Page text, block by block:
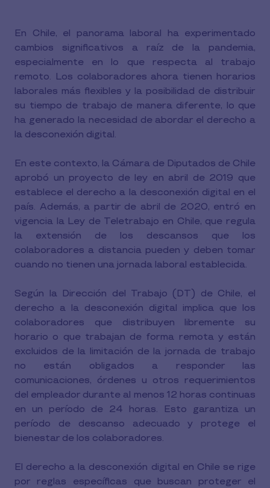
En Chile, el panorama laboral ha experimentado
cambios significativos a raíz de la pandemia,
especialmente en lo que respecta al trabajo
remoto. Los colaboradores ahora tienen horarios
laborales más flexibles y la posibilidad de distribuir
su tiempo de trabajo de manera diferente, lo que
ha generado la necesidad de abordar el derecho a
la desconexión digital.
En este contexto, la Cámara de Diputados de Chile
aprobó un proyecto de ley en abril de 2019 que
establece el derecho a la desconexión digital en el
país. Además, a partir de abril de 2020, entró en
vigencia la Ley de Teletrabajo en Chile, que regula
la extensión de los descansos que los
colaboradores a distancia pueden y deben tomar
cuando no tienen una jornada laboral establecida.
Según la Dirección del Trabajo (DT) de Chile, el
derecho a la desconexión digital implica que los
colaboradores que distribuyen libremente su
horario o que trabajan de forma remota y están
excluidos de la limitación de la jornada de trabajo
no están obligados a responder las
comunicaciones, órdenes u otros requerimientos
del empleador durante al menos 12 horas continuas
en un período de 24 horas. Esto garantiza un
período de descanso adecuado y protege el
bienestar de los colaboradores.
El derecho a la desconexión digital en Chile se rige
por reglas específicas que buscan proteger el